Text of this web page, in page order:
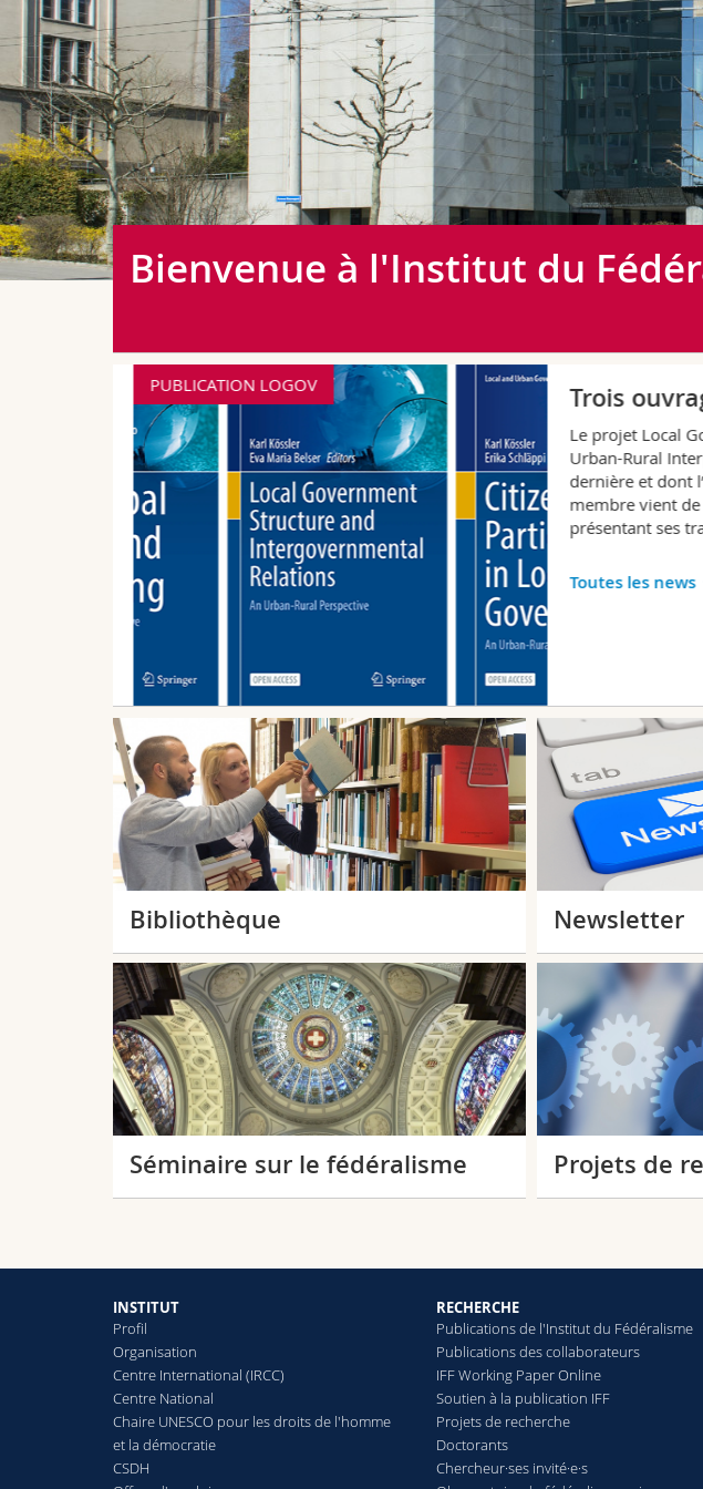
Bienvenue à l'Institut du
PUBLICATION LOGOV Trois
Le projet Local
Urban-Rural
dernière et dont
membre vient de
présentant ses
Toutes les news
Bibliothèque
Séminaire sur le fédéralisme
Newsletter
Projets de
INSTITUT
Profil
Organisation
Centre International (IRCC)
Centre National
Chaire UNESCO pour les droits de l'homme
et la démocratie
CSDH
RECHERCHE
Publications de l'Institut du Fédéralisme
Publications des collaborateurs
IFF Working Paper Online
Soutien à la publication IFF
Projets de recherche
Doctorants
Chercheur·ses invité·e·s